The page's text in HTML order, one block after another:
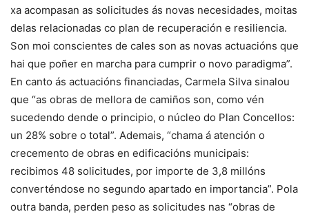
xa acompasan as solicitudes ás novas necesidades, moitas
delas relacionadas co plan de recuperación e resiliencia.
Son moi conscientes de cales son as novas actuacións que
hai que poñer en marcha para cumprir o novo paradigma”.
En canto ás actuacións financiadas, Carmela Silva sinalou
que “as obras de mellora de camiños son, como vén
sucedendo dende o principio, o núcleo do Plan Concellos:
un 28% sobre o total”. Ademais, “chama á atención o
crecemento de obras en edificacións municipais:
recibimos 48 solicitudes, por importe de 3,8 millóns
converténdose no segundo apartado en importancia”. Pola
outra banda, perden peso as solicitudes nas “obras de